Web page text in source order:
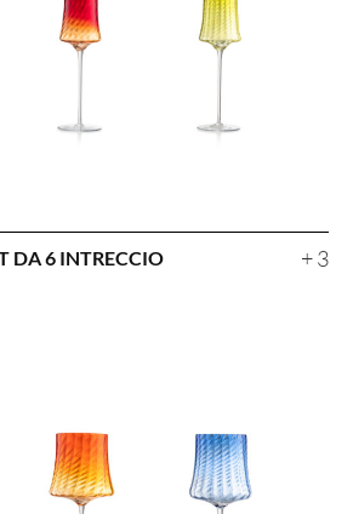
DA 6 INTRECCIO + 3